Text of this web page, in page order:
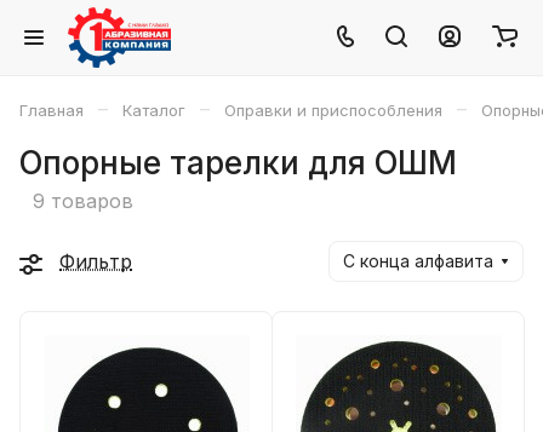
Главная – Каталог – Оправки и приспособления –
Опорные тарелки для ОШМ
9 товаров
Фильтр С конца алфавита